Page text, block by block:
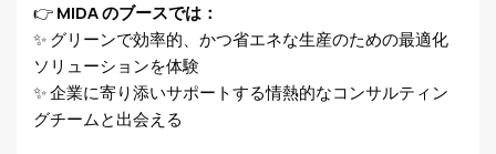
👉MIDA のブースでは：
✨ グリーンで効率的、かつ省エネな生産のための最適化
ソリューションを体験
✨ 企業に寄り添いサポートする情熱的なコンサルティン
グチームと出会える